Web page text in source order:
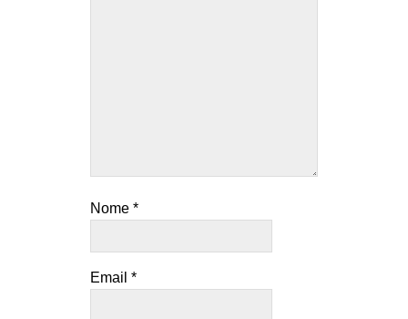
Nome *
Email *